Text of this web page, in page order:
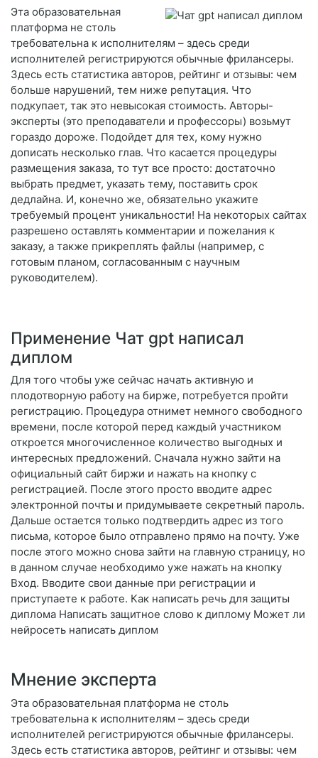
Эта образовательная
платформа не столь
требовательна к исполнителям – здесь среди
исполнителей регистрируются обычные фрилансеры.
Здесь есть статистика авторов, рейтинг и отзывы: чем
больше нарушений, тем ниже репутация. Что
подкупает, так это невысокая стоимость. Авторы-
эксперты (это преподаватели и профессоры) возьмут
гораздо дороже. Подойдет для тех, кому нужно
дописать несколько глав. Что касается процедуры
размещения заказа, то тут все просто: достаточно
выбрать предмет, указать тему, поставить срок
дедлайна. И, конечно же, обязательно укажите
требуемый процент уникальности! На некоторых сайтах
разрешено оставлять комментарии и пожелания к
заказу, а также прикреплять файлы (например, с
готовым планом, согласованным с научным
руководителем).
Применение Чат gpt написал
диплом
Для того чтобы уже сейчас начать активную и
плодотворную работу на бирже, потребуется пройти
регистрацию. Процедура отнимет немного свободного
времени, после которой перед каждый участником
откроется многочисленное количество выгодных и
интересных предложений. Сначала нужно зайти на
официальный сайт биржи и нажать на кнопку с
регистрацией. После этого просто вводите адрес
электронной почты и придумываете секретный пароль.
Дальше остается только подтвердить адрес из того
письма, которое было отправлено прямо на почту. Уже
после этого можно снова зайти на главную страницу, но
в данном случае необходимо уже нажать на кнопку
Вход. Вводите свои данные при регистрации и
приступаете к работе. Как написать речь для защиты
диплома Написать защитное слово к диплому Может ли
нейросеть написать диплом
Мнение эксперта
Эта образовательная платформа не столь
требовательна к исполнителям – здесь среди
исполнителей регистрируются обычные фрилансеры.
Здесь есть статистика авторов, рейтинг и отзывы: чем